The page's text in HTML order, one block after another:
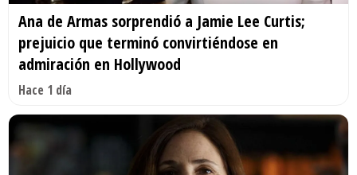
Ana de Armas sorprendió a Jamie Lee Curtis;
prejuicio que terminó convirtiéndose en
admiración en Hollywood
Hace 1 día